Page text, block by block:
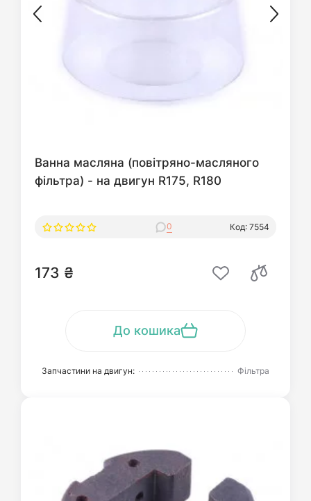
Ванна масляна (повітряно-масляного
фільтра) - на двигун R175, R180
0 Код: 7554
173 ₴
До кошика
Запчастини на двигун: Фільтра